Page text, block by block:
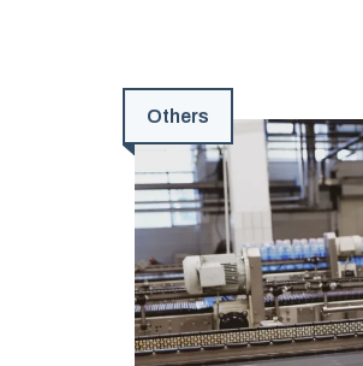
Others